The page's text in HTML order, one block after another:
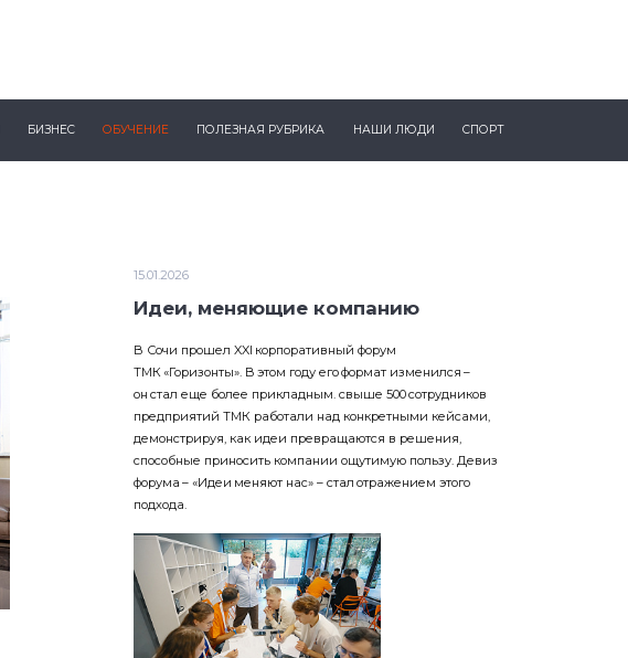
БИЗНЕС ОБУЧЕНИЕ ПОЛЕЗНАЯ РУБРИКА НАШИ ЛЮДИ СПОРТ
15.01.2026
Идеи, меняющие компанию
В Сочи прошел XXI корпоративный форум
ТМК «Горизонты». В этом году его формат изменился –
он стал еще более прикладным. свыше 500 сотрудников
предприятий ТМК работали над конкретными кейсами,
демонстрируя, как идеи превращаются в решения,
способные приносить компании ощутимую пользу. Девиз
форума – «Идеи меняют нас» – стал отражением этого
подхода.